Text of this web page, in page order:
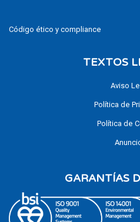
Código ético y compliance
TEXTOS
Aviso
Política de
Política de
GARANTÍAS